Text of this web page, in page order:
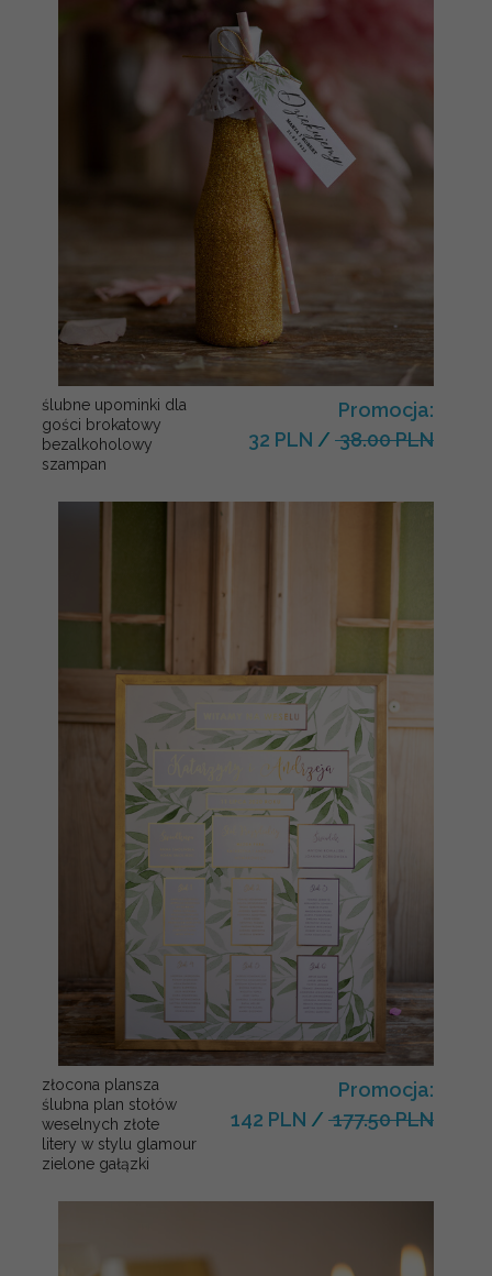
ślubne upominki dla
gości brokatowy
bezalkoholowy
szampan
Promocja:
32 PLN / 38.00 PLN
złocona plansza
ślubna plan stołów
weselnych złote
litery w stylu glamour
zielone gałązki
Promocja:
142 PLN / 177.50 PLN